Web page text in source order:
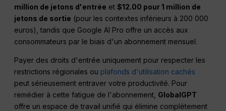
million de jetons d'entrée et$12.00 pour 1 million de
jetons de sortie (pour les contextes inférieurs à 200 000
euros), tandis que Google AI Pro offre un accès aux
consommateurs par le biais d'un abonnement mensuel.
Payer des droits d'entrée uniquement pour respecter les
restrictions régionales ou plafonds d'utilisation cachés
peut sérieusement entraver votre productivité. Pour
remédier à cette fatigue de l'abonnement, GlobalGPT
offre un espace de travail unifié qui élimine complètement